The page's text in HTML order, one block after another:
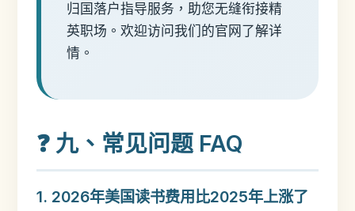
归国落户指导服务，助您无缝衔接精
英职场。欢迎访问我们的官网了解详
情。
❓ 九、常见问题 FAQ
1. 2026年美国读书费用比2025年上涨了